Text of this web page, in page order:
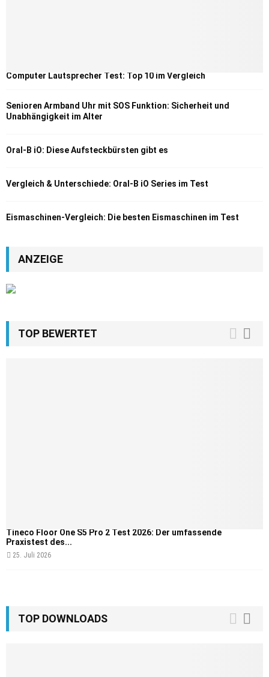
Computer Lautsprecher Test: Top 10 im Vergleich
Senioren Armband Uhr mit SOS Funktion: Sicherheit und
Unabhängigkeit im Alter
Oral-B iO: Diese Aufsteckbürsten gibt es
Vergleich & Unterschiede: Oral-B iO Series im Test
Eismaschinen-Vergleich: Die besten Eismaschinen im Test
ANZEIGE
TOP BEWERTET
Tineco Floor One S5 Pro 2 Test 2026: Der umfassende
Praxistest des...
25. Juli 2026
TOP DOWNLOADS